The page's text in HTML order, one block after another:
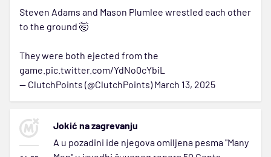
Steven Adams and Mason Plumlee wrestled each other
to the ground 🤯
They were both ejected from the
game. pic.twitter.com/YdNo0cYbiL
— ClutchPoints (@ClutchPoints)March 13, 2025
Jokić na zagrevanju
A u pozadini ide njegova omiljena pesma "Many